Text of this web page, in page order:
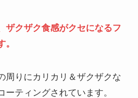
ザクザク食感がクセになるフ
周りにカリカリ＆ザクザクな
ーティングされています。